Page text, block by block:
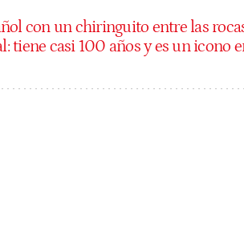
con un chiringuito entre las
tiene casi 100 años y es un icono